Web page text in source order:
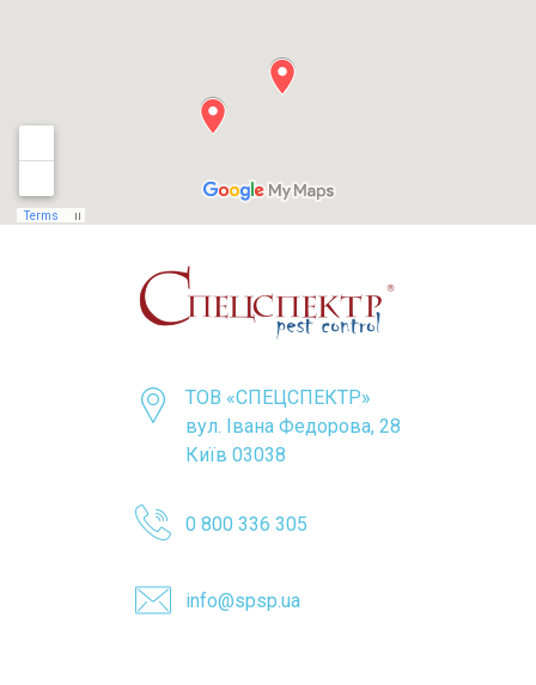
ТОВ «CПЕЦСПЕКТР»
вул. Івана Федорова, 28
Київ 03038
0 800 336 305
info@spsp.ua